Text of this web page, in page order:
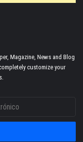
Magazine, News and Blog
customize your